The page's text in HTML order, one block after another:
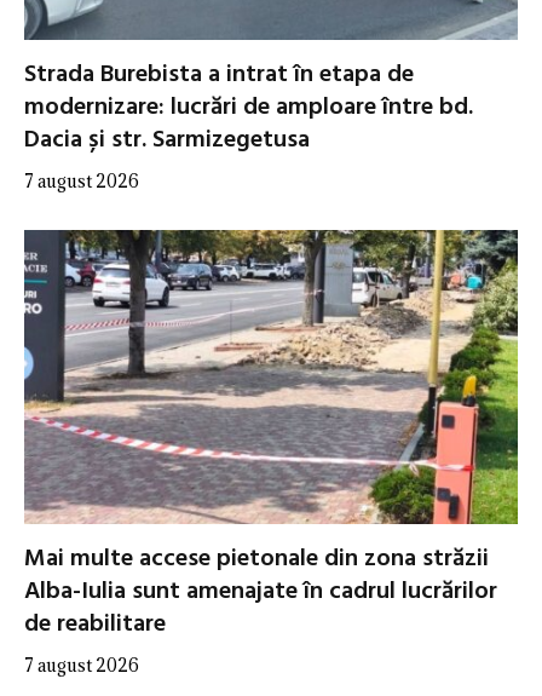
Strada Burebista a intrat în etapa de
modernizare: lucrări de amploare între bd.
Dacia și str. Sarmizegetusa
7 august 2026
Mai multe accese pietonale din zona străzii
Alba-Iulia sunt amenajate în cadrul lucrărilor
de reabilitare
7 august 2026